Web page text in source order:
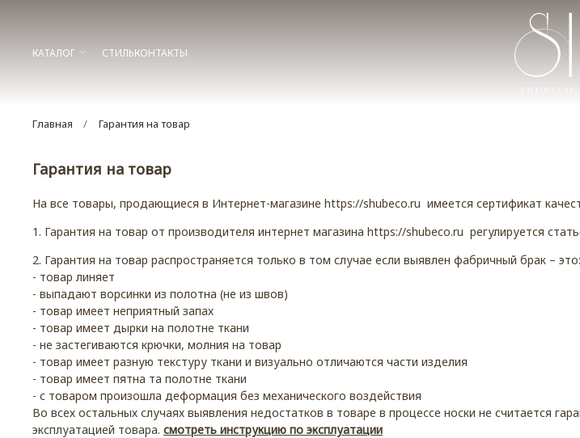
КАТАЛОГ СТИЛЬКОНТАКТЫ
Главная Гарантия на товар
Гарантия на товар
На все товары, продающиеся в Интернет-магазине https://shubeco.ru имеется сертификат
1. Гарантия на товар от производителя интернет магазина https://shubeco.ru регулируется
2. Гарантия на товар распространяется только в том случае если выявлен фабричный брак – это:
- товар линяет
- выпадают ворсинки из полотна (не из швов)
- товар имеет неприятный запах
- товар имеет дырки на полотне ткани
- не застегиваются крючки, молния на товар
- товар имеет разную текстуру ткани и визуально отличаются части изделия
- товар имеет пятна та полотне ткани
- с товаром произошла деформация без механического воздействия
Во всех остальных случаях выявления недостатков в товаре в процессе носки не считается
эксплуатацией товара. смотреть инструкцию по эксплуатации